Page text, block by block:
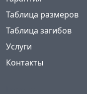
Таблица размеров
Таблица загибов
Услуги
Контакты